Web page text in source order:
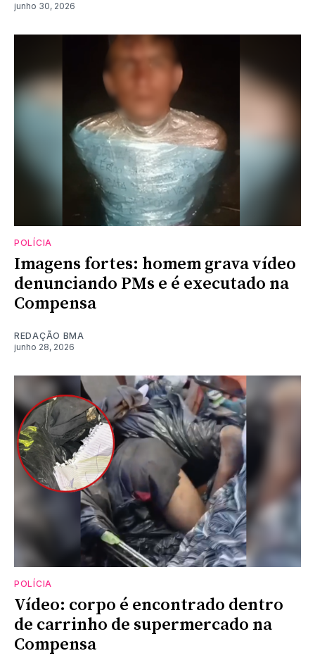
junho 30, 2026
POLÍCIA
Imagens fortes: homem grava vídeo
denunciando PMs e é executado na
Compensa
REDAÇÃO BMA
junho 28, 2026
POLÍCIA
Vídeo: corpo é encontrado dentro
de carrinho de supermercado na
Compensa